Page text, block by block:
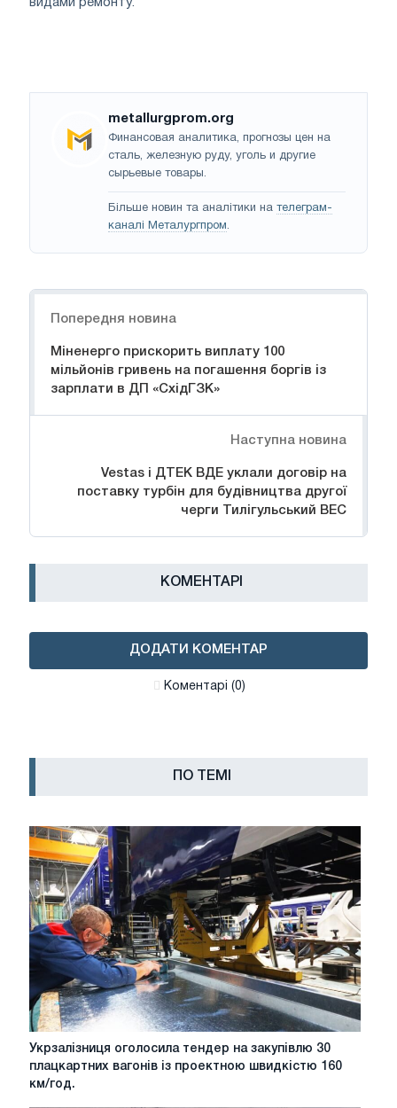
metallurgprom.org
Финансовая аналитика, прогнозы цен на
сталь, железную руду, уголь и другие
сырьевые товары.
Більше новин та аналітики на телеграм-
каналі Металургпром.
Попередня новина
Міненерго прискорить виплату 100
мільйонів гривень на погашення боргів із
зарплати в ДП «СхідГЗК»
Наступна новина
Vestas і ДТЕК ВДЕ уклали договір на
поставку турбін для будівництва другої
черги Тилігульський ВЕС
КОМЕНТАРІ
ДОДАТИ КОМЕНТАР
Коментарі (0)
ПО ТЕМІ
Укрзалізниця
тендер
Укрзалізниця оголосила тендер на закупівлю 30
плацкартних вагонів із проектною швидкістю 160
км/год.